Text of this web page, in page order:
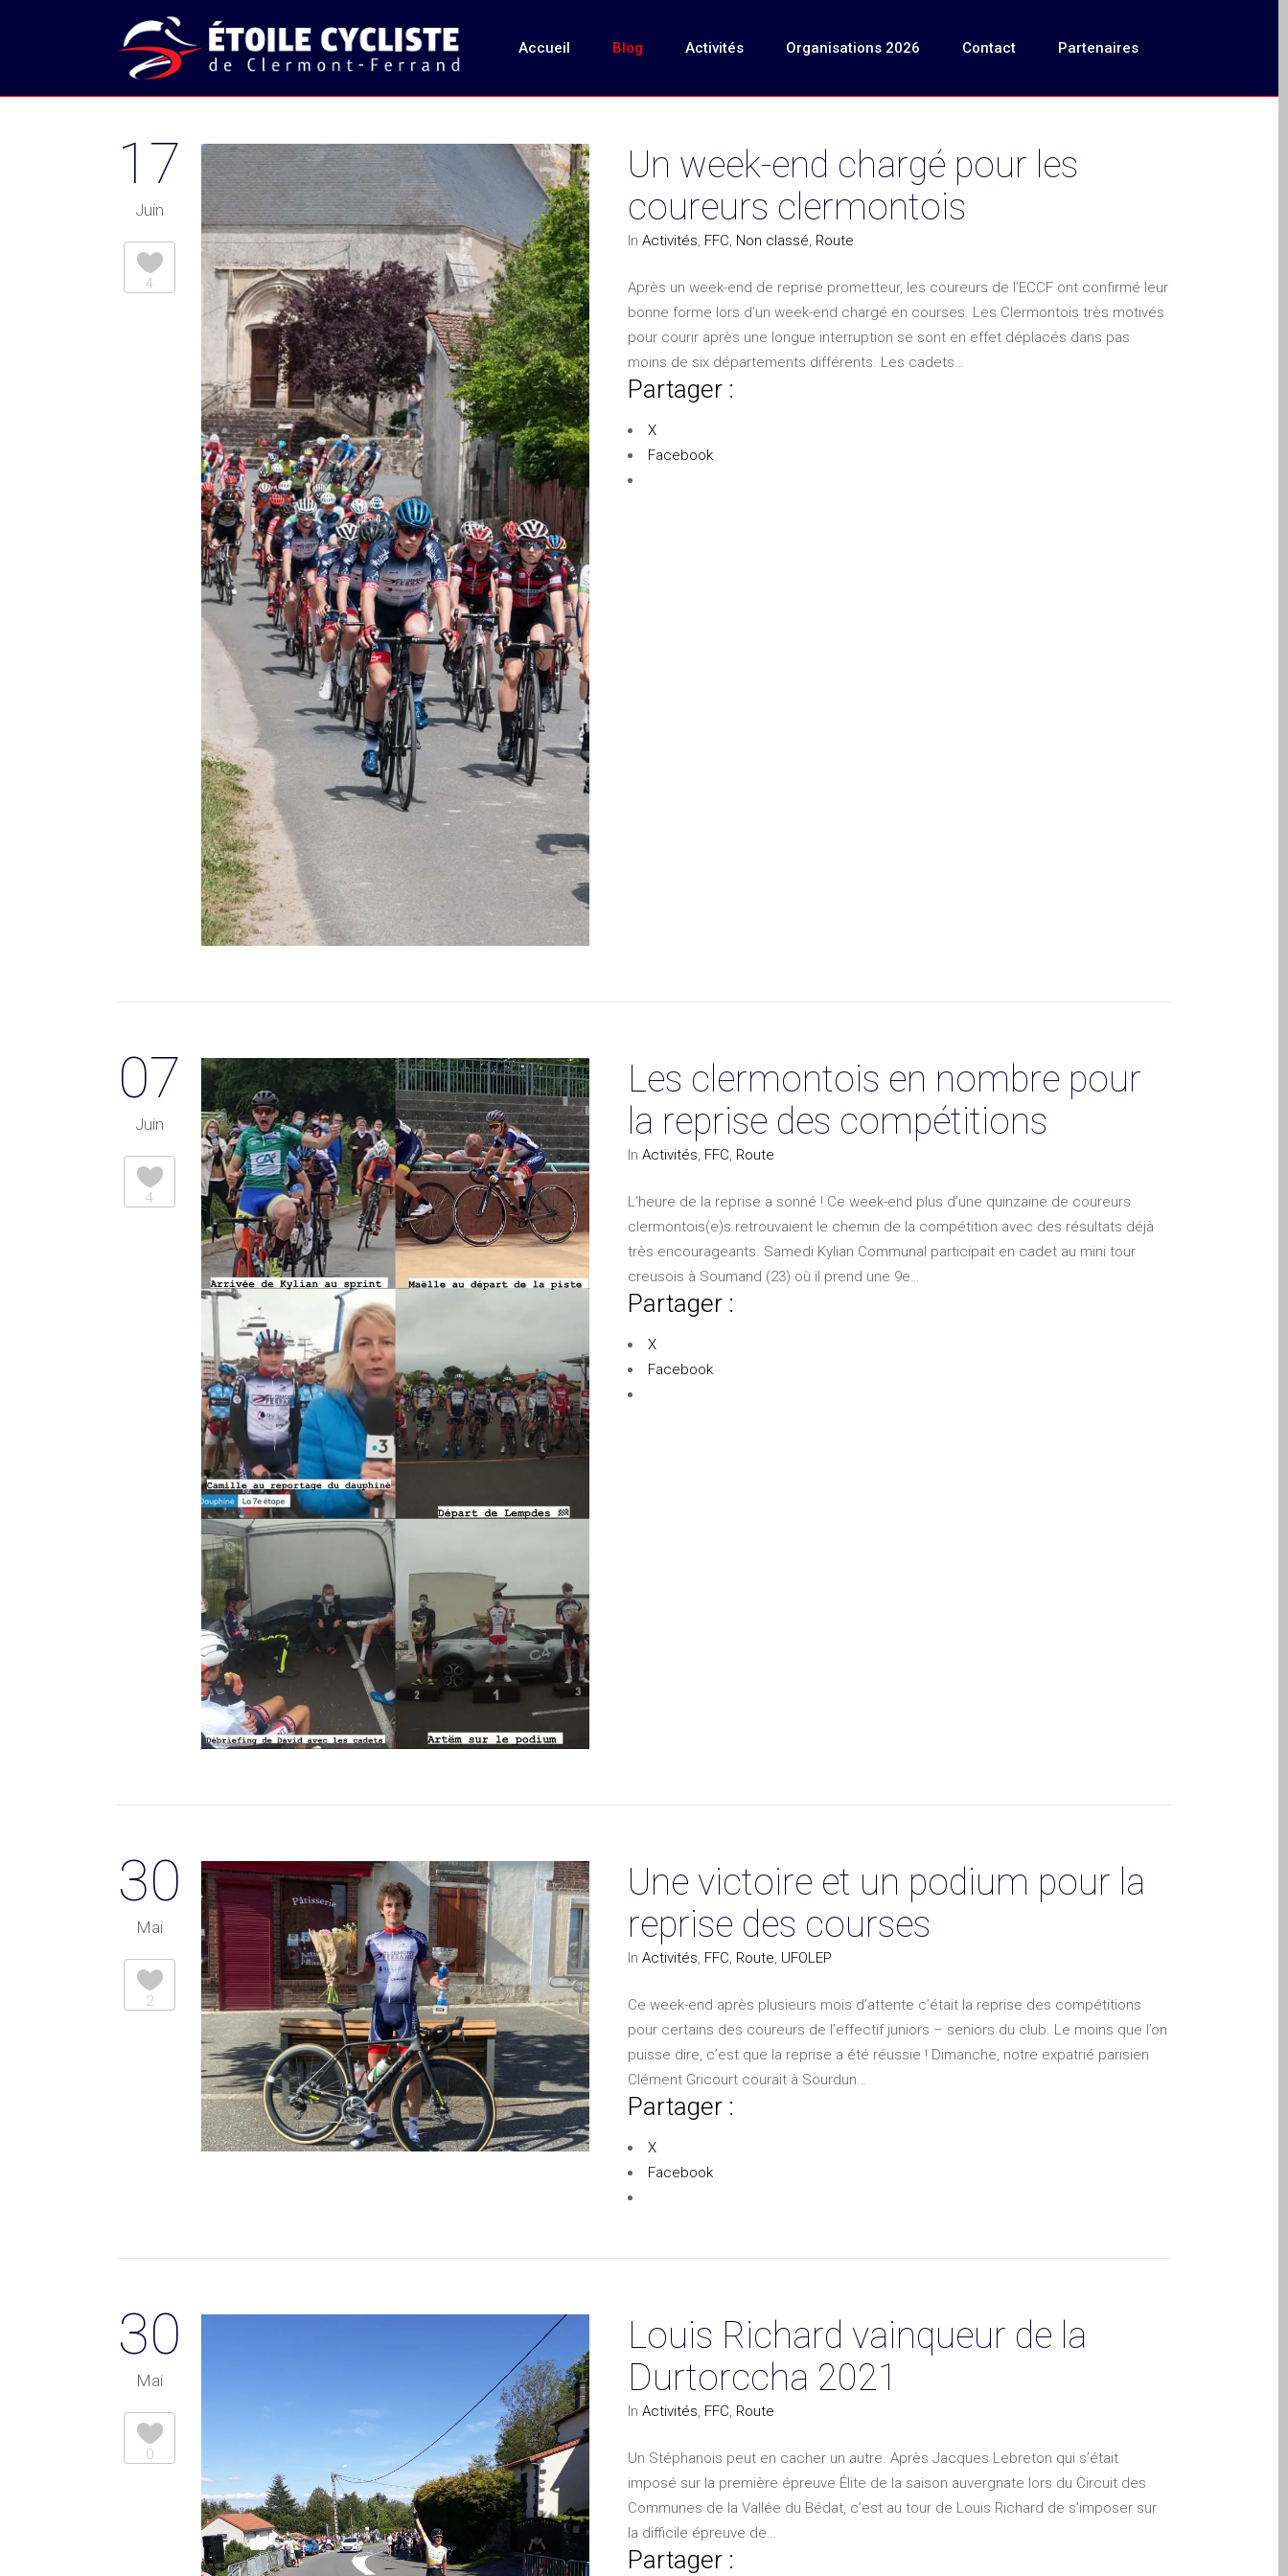
Accueil Blog Activités Organisations 2026 Contact Partenaires
17
Juin
4
Un week-end chargé pour les
coureurs clermontois
InActivités, FFC, Non classé, Route
Après un week-end de reprise prometteur, les coureurs de l’ECCF ont confirmé leur
bonne forme lors d’un week-end chargé en courses. Les Clermontois très motivés
pour courir après une longue interruption se sont en effet déplacés dans pas
moins de six départements différents. Les cadets…
Partager :
X
Facebook
07
Juin
4
Les clermontois en nombre pour
la reprise des compétitions
InActivités, FFC, Route
L’heure de la reprise a sonné ! Ce week-end plus d’une quinzaine de coureurs
clermontois(e)s retrouvaient le chemin de la compétition avec des résultats déjà
très encourageants. Samedi Kylian Communal participait en cadet au mini tour
creusois à Soumand (23) où il prend une 9e…
Partager :
X
Facebook
30
Mai
2
Une victoire et un podium pour la
reprise des courses
InActivités FFC Route UFOLEP
Ce week-end après plusieurs mois d’attente c’était la reprise des compétitions
pour certains des coureurs de l’effectif juniors – seniors du club. Le moins que l’on
puisse dire, c’est que la reprise a été réussie ! Dimanche, notre expatrié parisien
Clément Gricourt courait à Sourdun…
Partager :
X
Facebook
30
Mai
0
Louis Richard vainqueur de la
Durtorccha 2021
InActivités FFC Route
Un Stéphanois peut en cacher un autre. Après Jacques Lebreton qui s’était
imposé sur la première épreuve Élite de la saison auvergnate lors du Circuit des
Communes de la Vallée du Bédat, c’est au tour de Louis Richard de s’imposer sur
la difficile épreuve de…
Partager :